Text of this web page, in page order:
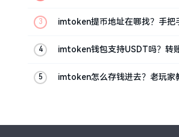
imtoken提币地址在哪找？手把
imtoken钱包支持USDT吗？转
imtoken怎么存钱进去？老玩家